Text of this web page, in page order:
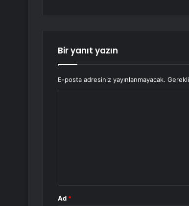
Bir yanıt yazın
E-posta adresiniz yayınlanmayacak.
Ad *